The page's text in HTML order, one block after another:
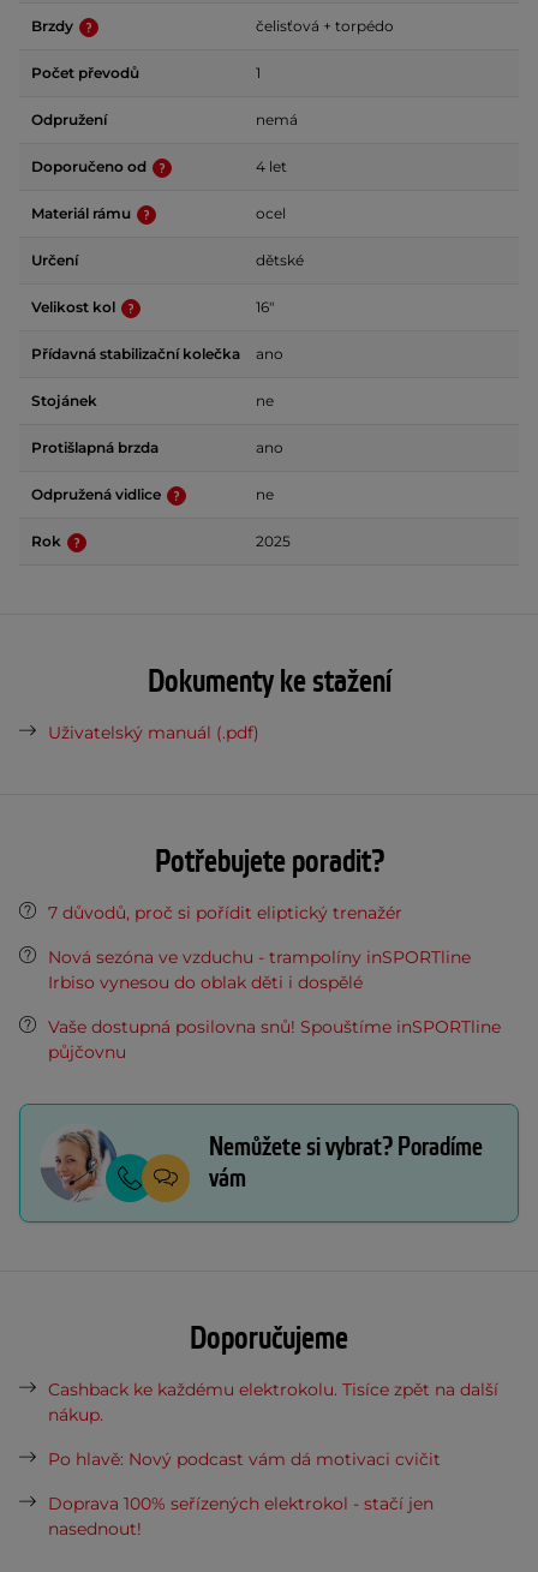
Brzdy čelisťová + torpédo
Počet převodů 1
Odpružení nemá
Doporučeno od 4 let
Materiál rámu ocel
Určení dětské
Velikost kol 16"
Přídavná stabilizační kolečka ano
Stojánek ne
Protišlapná brzda ano
Odpružená vidlice ne
Rok 2025
Dokumenty ke stažení
Uživatelský manuál (.pdf)
Potřebujete poradit?
7 důvodů, proč si pořídit eliptický trenažér
Nová sezóna ve vzduchu - trampolíny inSPORTline
Irbiso vynesou do oblak děti i dospělé
Vaše dostupná posilovna snů! Spouštíme inSPORTline
půjčovnu
Nemůžete si vybrat? Poradíme
vám
Doporučujeme
Cashback ke každému elektrokolu. Tisíce zpět na další
nákup.
Po hlavě: Nový podcast vám dá motivaci cvičit
Doprava 100% seřízených elektrokol - stačí jen
nasednout!